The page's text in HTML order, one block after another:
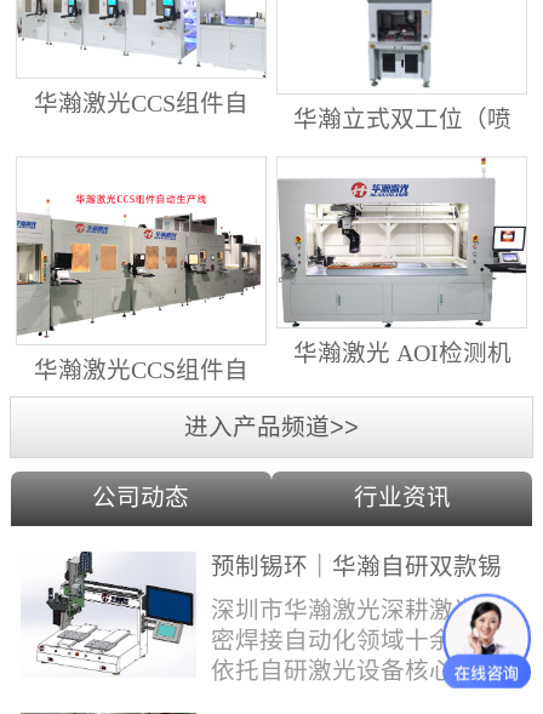
华瀚激光CCS组件自
动生产线（纵向线）
华瀚立式双工位（喷
射锡膏）激光焊锡机
华瀚激光CCS组件自
动生产线（横向线）
华瀚激光 AOI检测机
（型号HA18DM6)
进入产品频道>>
公司动态 行业资讯
预制锡环｜华瀚自研双款锡
环机，实现焊点标准化量产
深圳市华瀚激光深耕激光精
密焊接自动化领域十余年，
依托自研激光设备核心技